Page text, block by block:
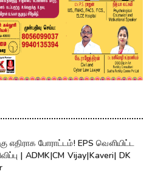
எதிராக போராட்டம்! EPS வெளியிட்ட
| ADMK|CM Vijay|Kaveri| DK